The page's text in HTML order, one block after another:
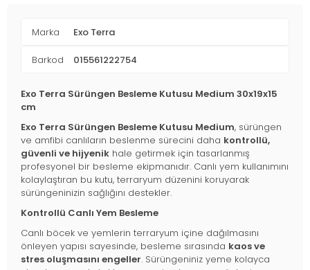
Marka Exo Terra
Barkod 015561222754
Exo Terra Sürüngen Besleme Kutusu Medium 30x19x15
cm
Exo Terra Sürüngen Besleme Kutusu Medium, sürüngen
ve amfibi canlıların beslenme sürecini daha kontrollü,
güvenli ve hijyenik hale getirmek için tasarlanmış
profesyonel bir besleme ekipmanıdır. Canlı yem kullanımını
kolaylaştıran bu kutu, terraryum düzenini koruyarak
sürüngeninizin sağlığını destekler.
Kontrollü Canlı Yem Besleme
Canlı böcek ve yemlerin terraryum içine dağılmasını
önleyen yapısı sayesinde, besleme sırasında kaos ve
stres oluşmasını engeller. Sürüngeniniz yeme kolayca